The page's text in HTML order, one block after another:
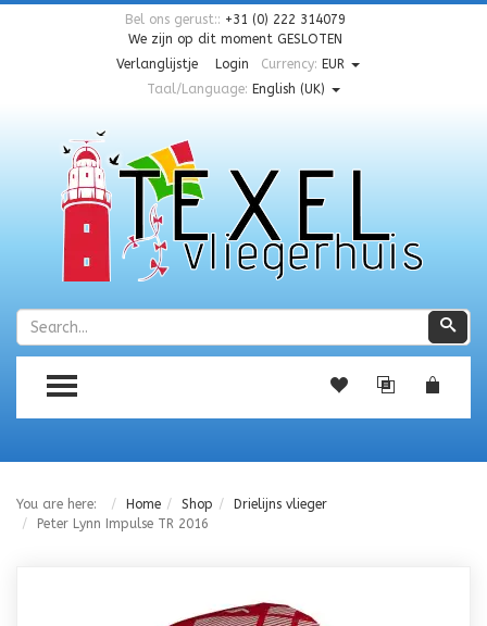
Bel ons gerust:: +31 (0) 222 314079
We zijn op dit moment GESLOTEN
Verlanglijstje
Login Currency: EUR
Taal/Language: English (UK)
Zoeken
TOGGLE MENU
You are here: Home Shop
Drielijns vlieger
Peter Lynn Impulse TR 2016